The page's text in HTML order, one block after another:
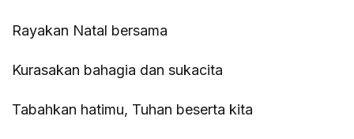
Rayakan Natal bersama
Kurasakan bahagia dan sukacita
Tabahkan hatimu, Tuhan beserta kita